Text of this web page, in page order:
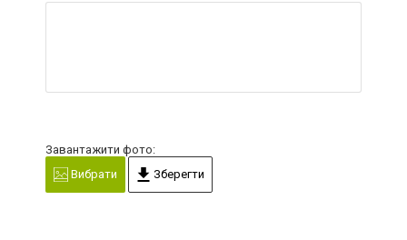
Завантажити фото:
Вибрати
Зберегти